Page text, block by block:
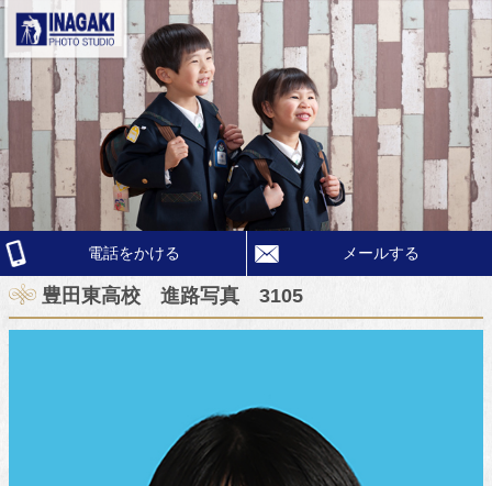
電話をかける メールする
豊田東高校 進路写真 3105